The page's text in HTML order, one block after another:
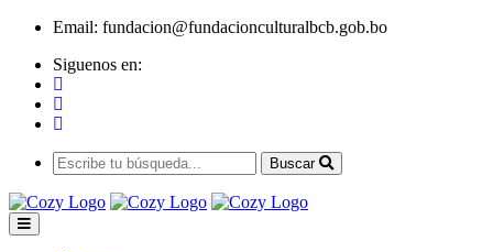
Email: fundacion@fundacionculturalbcb.gob.bo
Siguenos en:
Buscar